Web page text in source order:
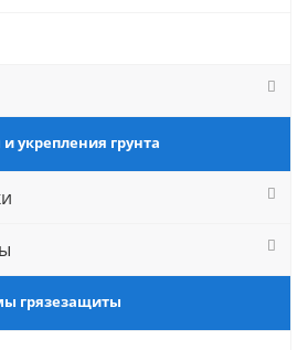
укрепления грунта
грязезащиты